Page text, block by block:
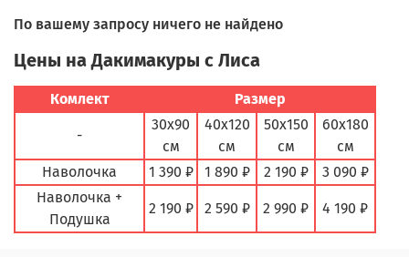
По вашему запросу ничего не найдено
Цены на Дакимакуры с Лиса
Комлект Размер
-
30х90
см
40х120
см
50х150
см
60х180
см
Наволочка
1 390 ₽ 1 890 ₽ 2 190 ₽
3 090 ₽
Наволочка +
Подушка
2 190 ₽ 2 590 ₽ 2 990 ₽ 4 190 ₽